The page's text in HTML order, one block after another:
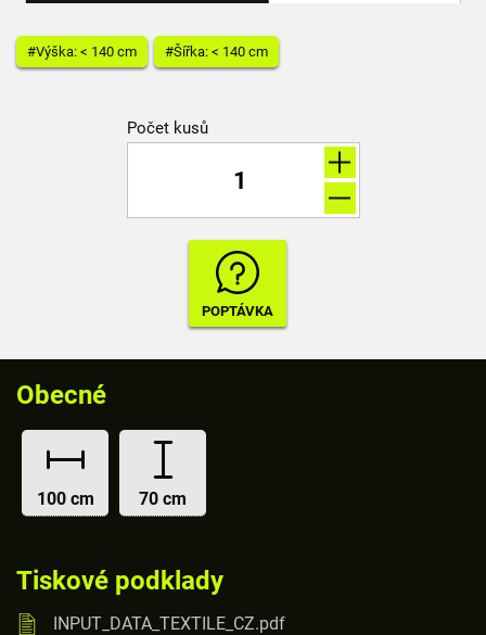
#Výška: < 140 cm #Šířka: < 140 cm
Počet kusů
Obecné
100 cm 70 cm
Tiskové podklady
INPUT_DATA_TEXTILE_CZ.pdf